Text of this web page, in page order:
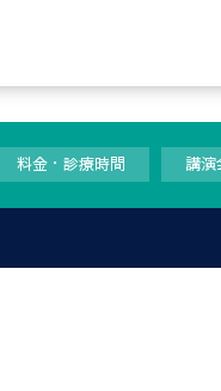
料金・診療時間 講演